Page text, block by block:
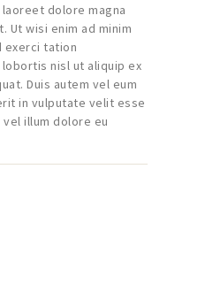
dolore magna
Ut wisi enim ad minim
exerci tation
nisl ut aliquip ex
Duis autem vel eum
in vulputate velit esse
illum dolore eu